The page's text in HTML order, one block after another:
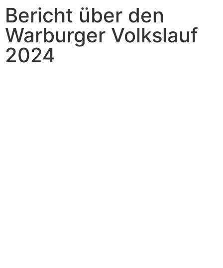
Bericht über den
Warburger Volkslauf
2024